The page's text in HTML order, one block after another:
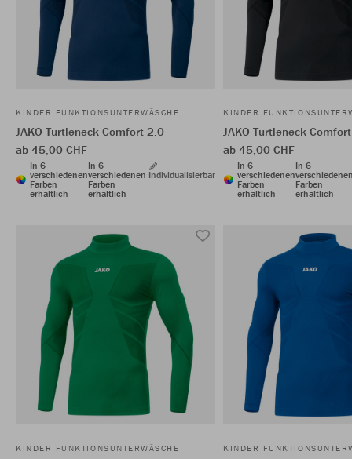
KINDER FUNKTIONSUNTERWÄSCHE
JAKO Turtleneck Comfort 2.0
ab 45,00 CHF
In 6
verschiedenen
Farben
erhältlich
In 6
verschiedenen
Farben
erhältlich
Individualisierbar
KINDER
JAKO Turtleneck
ab 45,00 CHF
In 6
verschiedenen
Farben
erhältlich
In 6
Farben
erhältlich
KINDER FUNKTIONSUNTERWÄSCHE KINDER